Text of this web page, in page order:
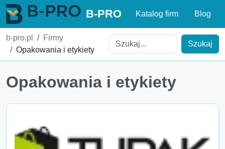
B-PRO Katalog firm Blog
b-pro.pl
Firmy
Opakowania i etykiety
Szukaj
Opakowania i etykiety